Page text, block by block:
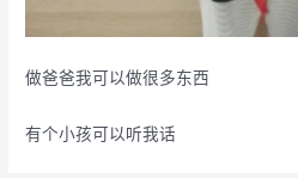
做爸爸我可以做很多东西
有个小孩可以听我话